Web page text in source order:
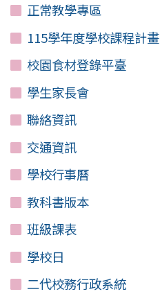
正常教學專區
115學年度學校課程計畫
校園食材登錄平臺
學生家長會
聯絡資訊
交通資訊
學校行事曆
教科書版本
班級課表
學校日
二代校務行政系統